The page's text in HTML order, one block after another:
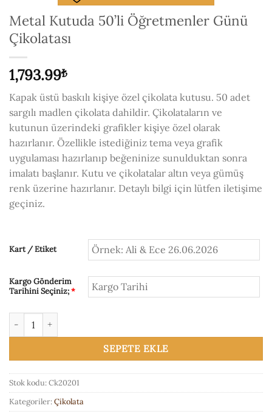
Metal Kutuda 50’li Öğretmenler Günü
Çikolatası
1,793.99₺
Kapak üstü baskılı kişiye özel çikolata kutusu. 50 adet
sargılı madlen çikolata dahildir. Çikolataların ve
kutunun üzerindeki grafikler kişiye özel olarak
hazırlanır. Özellikle istediğiniz tema veya grafik
uygulaması hazırlanıp beğeninize sunulduktan sonra
imalatı başlanır. Kutu ve çikolatalar altın veya gümüş
renk üzerine hazırlanır. Detaylı bilgi için lütfen iletişime
geçiniz.
Kart / Etiket
Kargo Gönderim
Tarihini Seçiniz;*
SEPETE EKLE
Stok kodu:Ck20201
Kategoriler:Çikolata